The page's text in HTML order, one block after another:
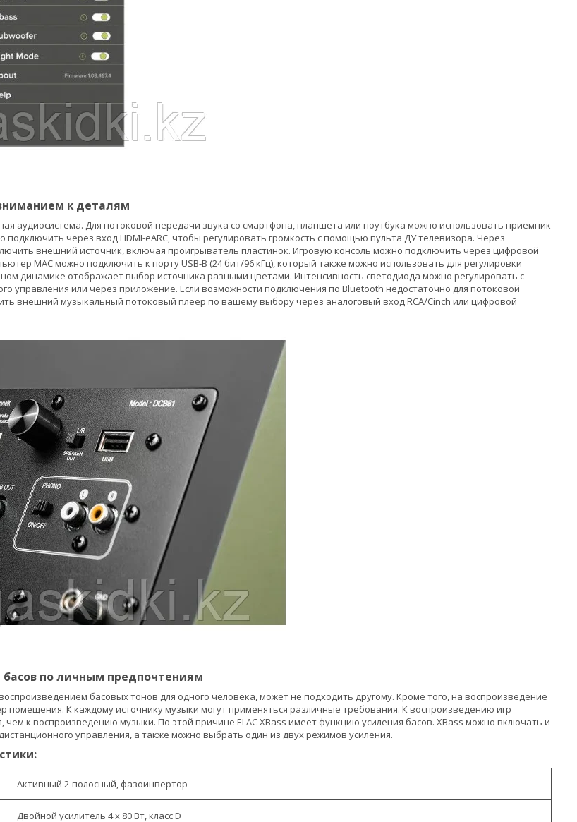
к деталям
аудиосистема. Для потоковой передачи звука со смартфона, планшета или ноутбука можно использовать приемник
подключить через вход HDMI-eARC, чтобы регулировать громкость с помощью пульта ДУ телевизора. Через
внешний источник, включая проигрыватель пластинок. Игровую консоль можно подключить через цифровой
MAC можно подключить к порту USB-B (24 бит/96 кГц), который также можно использовать для регулировки
динамике отображает выбор источника разными цветами. Интенсивность светодиода можно регулировать с
управления или через приложение. Если возможности подключения по Bluetooth недостаточно для потоковой
внешний музыкальный потоковый плеер по вашему выбору через аналоговый вход RCA/Cinch или цифровой
басов по личным предпочтениям
басовых тонов для одного человека, может не подходить другому. Кроме того, на воспроизведение
помещения. К каждому источнику музыки могут применяться различные требования. К воспроизведению игр
к воспроизведению музыки. По этой причине ELAC XBass имеет функцию усиления басов. XBass можно включать и
управления, а также можно выбрать один из двух режимов усиления.
Активный 2-полосный, фазоинвертор
Двойной усилитель 4 x 80 Вт, класс D